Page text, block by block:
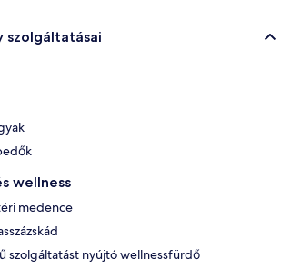
szolgáltatásai
wellness
medence
szolgáltatást nyújtó wellnessfürdő